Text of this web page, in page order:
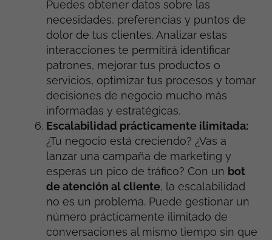
Puedes obtener datos sobre las
necesidades, preferencias y puntos de
dolor de tus clientes. Analizar estas
interacciones te permitirá identificar
patrones, mejorar tus productos o
servicios, optimizar tus procesos y tomar
decisiones de negocio mucho más
informadas y estratégicas.
Escalabilidad prácticamente ilimitada:
¿Tu negocio está creciendo? ¿Vas a
lanzar una campaña de marketing y
esperas un pico de tráfico? Con un bot
de atención al cliente, la escalabilidad
no es un problema. Puede gestionar un
número prácticamente ilimitado de
conversaciones al mismo tiempo sin que